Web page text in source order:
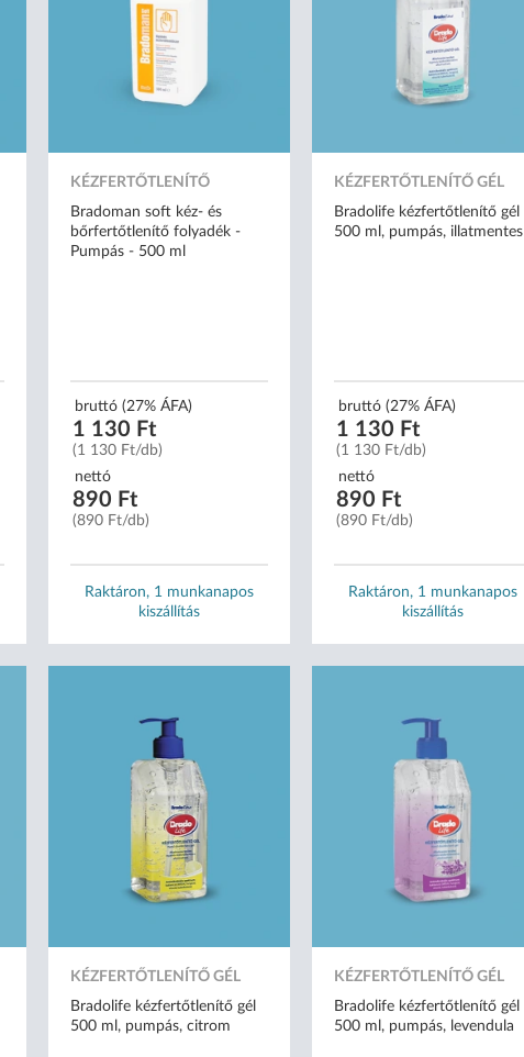
KÉZFERTŐTLENÍTŐ
Bradoman soft kéz- és
bőrfertőtlenítő folyadék -
Pumpás - 500 ml
bruttó (27% ÁFA)
1 130 Ft
(1 130 Ft/db)
nettó
890 Ft
(890 Ft/db)
Raktáron, 1 munkanapos
kiszállítás
KÉZFERTŐTLENÍTŐ GÉL
Bradolife kézfertőtlenítő gél
500 ml, pumpás, illatmentes
bruttó (27% ÁFA)
1 130 Ft
(1 130 Ft/db)
nettó
890 Ft
(890 Ft/db)
Raktáron, 1 munkanapos
kiszállítás
KÉZFERTŐTLENÍTŐ GÉL
Bradolife kézfertőtlenítő gél
500 ml, pumpás, citrom
KÉZFERTŐTLENÍTŐ GÉL
Bradolife kézfertőtlenítő gél
500 ml, pumpás, levendula